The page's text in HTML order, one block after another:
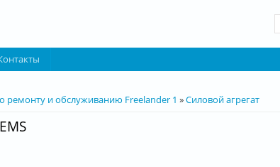
ремонту и обслуживанию Freelander 1 »Силовой агрегат